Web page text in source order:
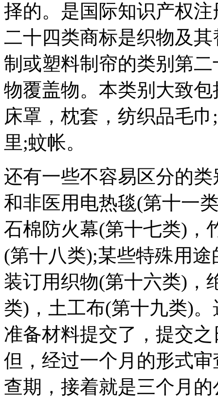
择的。是国际知识产权
二十四类商标是织物及
制或塑料制帘的类别第
物覆盖物。本类别大致
床罩，枕套，纺织品毛
里;蚊帐。
还有一些不容易区分的
和非医用电热毯(第十一
石棉防火幕(第十七类)，
(第十八类);某些特殊用
装订用织物(第十六类)，
类)，土工布(第十九类)
准备材料提交了，提交
但，经过一个月的形式
查期，接着就是三个月